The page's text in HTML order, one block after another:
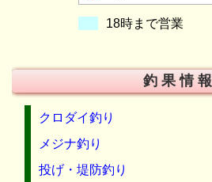
18時まで営業
釣 果 情 報
クロダイ釣り
メジナ釣り
投げ・堤防釣り